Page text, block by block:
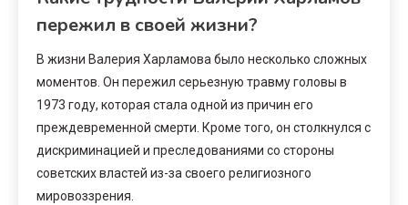
пережил в своей жизни?
В жизни Валерия Харламова было несколько сложных
моментов. Он пережил серьезную травму головы в
1973 году, которая стала одной из причин его
преждевременной смерти. Кроме того, он столкнулся с
дискриминацией и преследованиями со стороны
советских властей из-за своего религиозного
мировоззрения.